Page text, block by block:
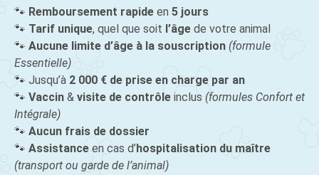
🐾 Remboursement rapide en 5 jours
🐾 Tarif unique, quel que soit l’âge de votre animal
🐾 Aucune limite d’âge à la souscription (formule
Essentielle)
🐾 Jusqu’à 2 000 € de prise en charge par an
🐾 Vaccin & visite de contrôle inclus (formules Confort et
Intégrale)
🐾 Aucun frais de dossier
🐾 Assistance en cas d’hospitalisation du maître
(transport ou garde de l’animal)